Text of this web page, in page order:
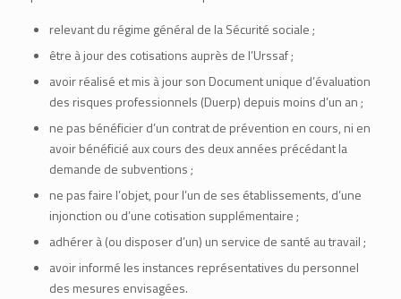
relevant du régime général de la Sécurité sociale ;
être à jour des cotisations auprès de l’Urssaf;
avoir réalisé et mis à jour son Document unique d’évaluation
des risques professionnels (Duerp) depuis moins d’un an ;
ne pas bénéficier d’un contrat de prévention en cours, ni en
avoir bénéficié aux cours des deux années précédant la
demande de subventions ;
ne pas faire l’objet, pour l’un de ses établissements, d’une
injonction ou d’une cotisation supplémentaire ;
adhérer à (ou disposer d’un) un service de santé au travail ;
avoir informé les instances représentatives du personnel
des mesures envisagées.